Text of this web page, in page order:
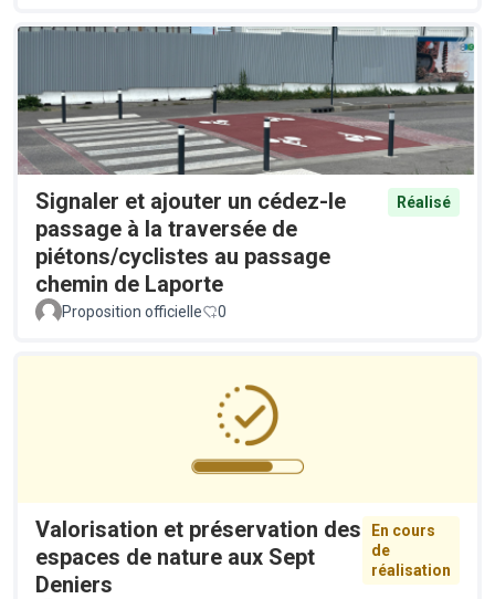
Signaler et ajouter un cédez-le
passage à la traversée de
piétons/cyclistes au passage
chemin de Laporte
Réalisé
Proposition officielle 0
Valorisation et préservation des
espaces de nature aux Sept
Deniers
En cours
de
réalisation